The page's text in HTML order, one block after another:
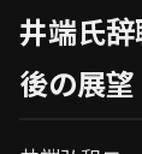
井端氏
後の展望